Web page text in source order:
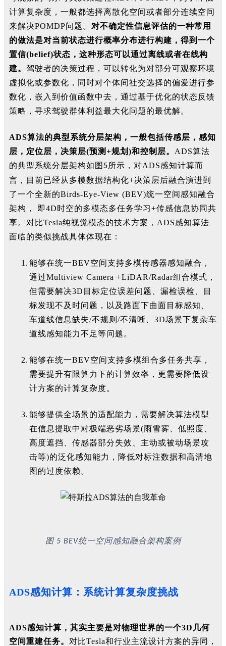
计算复杂度，一般都选择离散化空间或者部分连续空间
来解决POMDP问题。 对不确定性信息评估的一种常用
的做法是对当前状态进行概率分布进行构建，得到一个
置信(belief)状态，这种形态可以通过离线或者在线构
建。 驾驶者的决策过程，可以转化为对部分可观察环境
虚拟化或参数化，同时对个体间社交选择的偏爱进行参
数化，嵌入到价值函数中去，通过基于优化的状态反馈
策略，寻求驾驶群体利益最大化问题的最优解。
ADS算法的典型系统分层架构 ， 一般包括传感层，感知
层，定位层，决策层(预测+规划)和控制层。 ADS算法
的典型系统分层架构如图 5所示，对ADS感知计算而
言，目前已经从多模数据结构化+决策层后融合演进到
了一个全新的Birds-Eye-View (BEV)统一空间感知融合
架构，
即4D时空的多模态多任务学习+传感信息协同共
享。对比Tesla纯视觉模态的技术方案，ADS感知算法
面临的类似挑战具体体现在 ：
能够在统一BEV空间支持多模传感器感知融合，
通过Multiview Camera +LiDAR/Radar组合模式，
但需要解决3D目标定位误差问题、漏检误检、目
标发现不及时问题，以及路面下曲面目标感知、
车道线信息缺失/不规则/不清晰、3D场景下复杂车
道线感知能力不足等问题。
能够在统一BEV空间支持多模组合多任务共享，
需要提升有限算力下的计算效率，更需要降低设
计方案的计算复杂度。
能够提供全场景的适配能力，需要解决算法模型
在信息提取中对极端恶劣场景(雨雪雾、低照度、
高度遮挡、传感器部分失效、主动或被动场景攻
击等)的泛化感知能力，降低对标注数据和高清地
图的过度依赖。
图 5 BEV统一空间感知融合架构案例
ADS感知计算：系统计算复杂度挑战
ADS感知计算，其实主要是对物理世界的一个3D几何
空间重建任务。 对比Tesla和行业主流设计方案的异同，